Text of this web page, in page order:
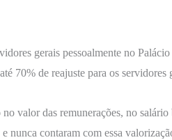
gerais pessoalmente no
70% de reajuste para os servidores
valor das remunerações, no salário
nunca contaram com essa